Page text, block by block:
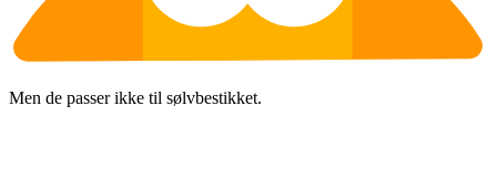
Men de passer ikke til sølvbestikket.